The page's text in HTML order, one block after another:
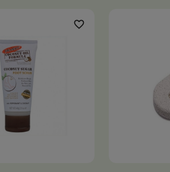
favorite_border